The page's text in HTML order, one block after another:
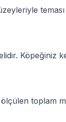
Köpeğiniz
toplam